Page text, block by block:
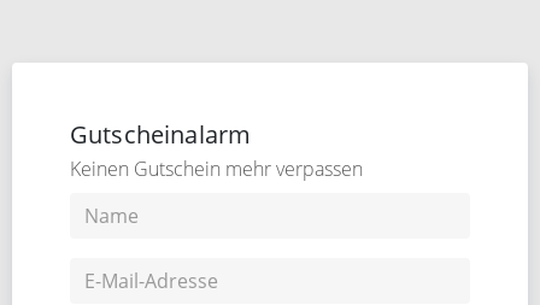
Gutscheinalarm
Keinen Gutschein mehr verpassen